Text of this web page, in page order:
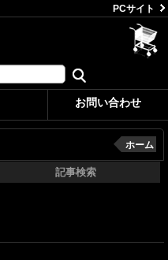
PCサイト
お問い合わせ
ホーム
記事検索